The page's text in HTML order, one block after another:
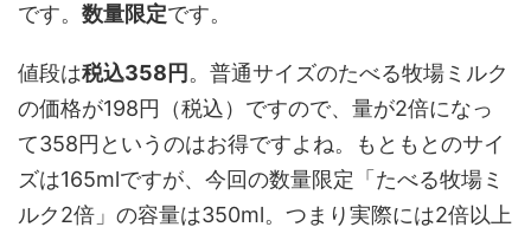
です。 数量限定です。
値段は税込358円。普通サイズのたべる牧場ミルク
の価格が198円（税込）ですので、量が2倍になっ
て358円というのはお得ですよね。もともとのサイ
ズは165mlですが、今回の数量限定「たべる牧場ミ
ルク2倍」の容量は350ml。つまり実際には2倍以上